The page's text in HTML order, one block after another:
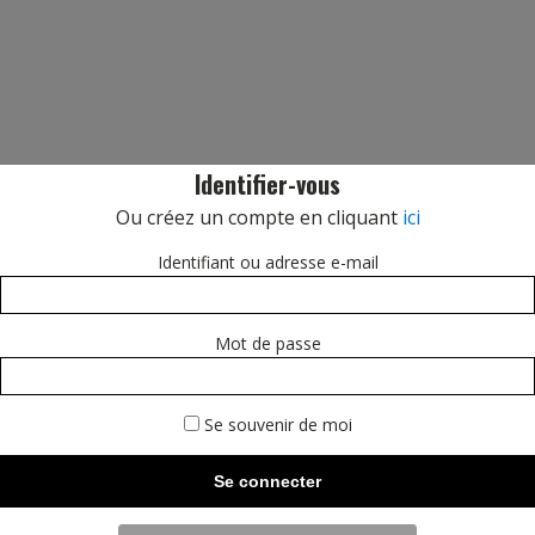
Identifier-vous
Ou créez un compte en cliquant ici
Identifiant ou adresse e-mail
Mot de passe
Se souvenir de moi